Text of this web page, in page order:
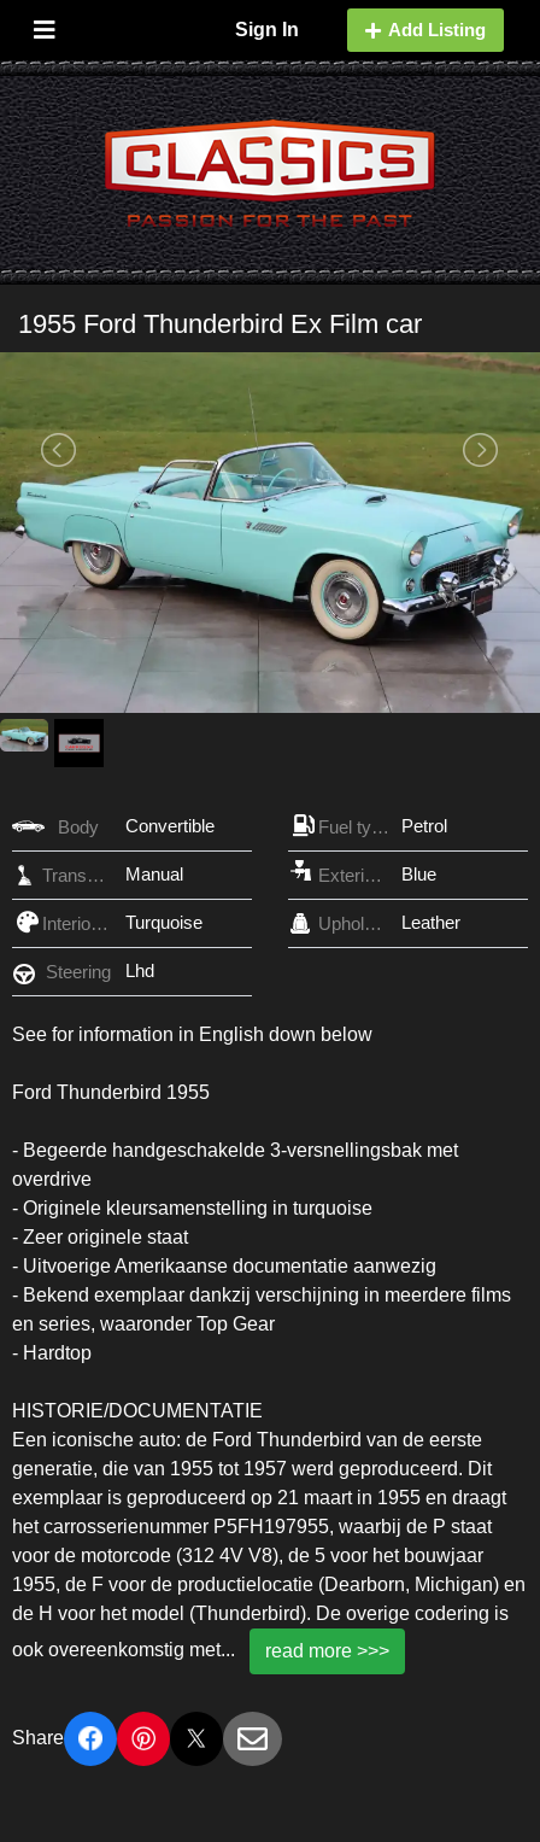
Sign In Add Listing
1955 Ford Thunderbird Ex Film car
Body Convertible Fuel type Petrol
Transmission Manual Exterior Color Blue
Interior Color Turquoise Upholstery Leather
Steering Lhd
See for information in English down below
Ford Thunderbird 1955
- Begeerde handgeschakelde 3-versnellingsbak met
overdrive
- Originele kleursamenstelling in turquoise
- Zeer originele staat
- Uitvoerige Amerikaanse documentatie aanwezig
- Bekend exemplaar dankzij verschijning in meerdere films
en series, waaronder Top Gear
- Hardtop
HISTORIE/DOCUMENTATIE
Een iconische auto: de Ford Thunderbird van de eerste
generatie, die van 1955 tot 1957 werd geproduceerd. Dit
exemplaar is geproduceerd op 21 maart in 1955 en draagt
het carrosserienummer P5FH197955, waarbij de P staat
voor de motorcode (312 4V V8), de 5 voor het bouwjaar
1955, de F voor de productielocatie (Dearborn, Michigan) en
de H voor het model (Thunderbird). De overige codering is
ook overeenkomstig met... read more >>>
Share